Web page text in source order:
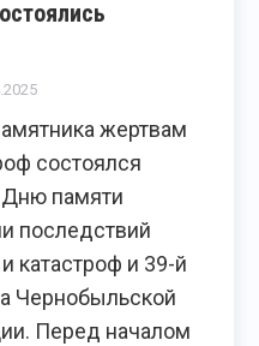
жертвам
состоялся
памяти
последствий
катастроф и 39-й
Чернобыльской
Перед началом